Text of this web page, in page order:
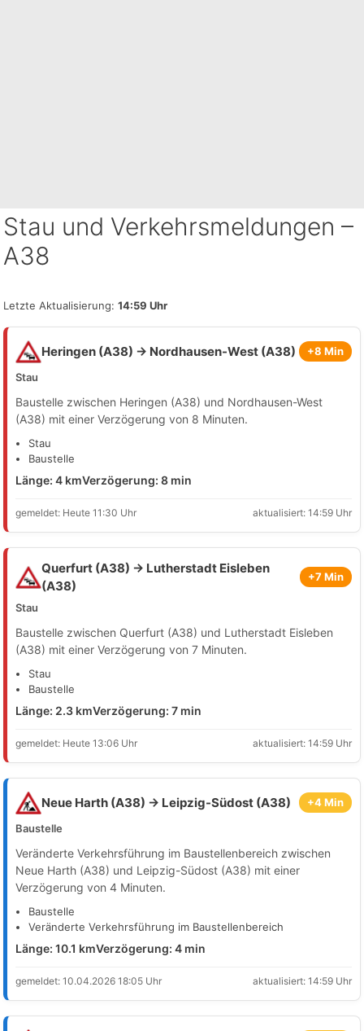
Stau und Verkehrsmeldungen –
A38
Letzte Aktualisierung: 14:59 Uhr
Heringen (A38) → Nordhausen-West (A38)
+8 Min
Stau
Baustelle zwischen Heringen (A38) und Nordhausen-West
(A38) mit einer Verzögerung von 8 Minuten.
Stau
Baustelle
Länge: 4 kmVerzögerung: 8 min
gemeldet: Heute 11:30 Uhr aktualisiert: 14:59 Uhr
Querfurt (A38) → Lutherstadt Eisleben
(A38)
+7 Min
Stau
Baustelle zwischen Querfurt (A38) und Lutherstadt Eisleben
(A38) mit einer Verzögerung von 7 Minuten.
Stau
Baustelle
Länge: 2.3 kmVerzögerung: 7 min
gemeldet: Heute 13:06 Uhr aktualisiert: 14:59 Uhr
Neue Harth (A38) → Leipzig-Südost (A38)
+4 Min
Baustelle
Veränderte Verkehrsführung im Baustellenbereich zwischen
Neue Harth (A38) und Leipzig-Südost (A38) mit einer
Verzögerung von 4 Minuten.
Baustelle
Veränderte Verkehrsführung im Baustellenbereich
Länge: 10.1 kmVerzögerung: 4 min
gemeldet: 10.04.2026 18:05 Uhr aktualisiert: 14:59 Uhr